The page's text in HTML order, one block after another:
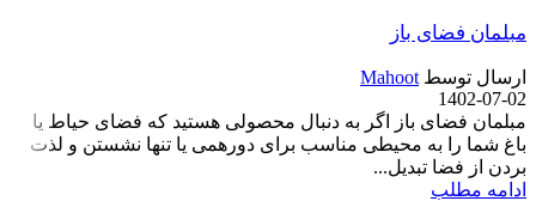
مبلمان فضای باز
ارسال توسط Mahoot
1402-07-02
مبلمان فضای باز اگر به ‌دنبال محصولی هستید که فضای حیاط یا
باغ شما را به محیطی مناسب برای دورهمی یا تنها نشستن و لذت
بردن از فضا تبدیل...
ادامه مطلب